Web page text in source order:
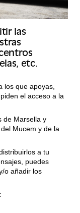
las
etc.
los que apoyas,
el acceso a la
de Marsella y
Mucem y de la
a tu
puedes
o añadir los